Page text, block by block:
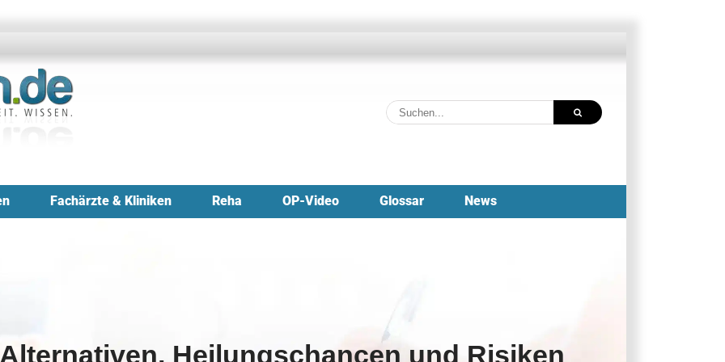
Suche
nach:
Fachärzte & Kliniken Reha OP-Video Glossar News
Heilungschancen und Risiken